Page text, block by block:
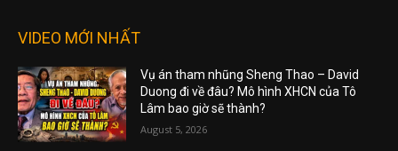
VIDEO MỚI NHẤT
Vụ án tham nhũng Sheng Thao – David
Duong đi về đâu? Mô hình XHCN của Tô
Lâm bao giờ sẽ thành?
August 5, 2026